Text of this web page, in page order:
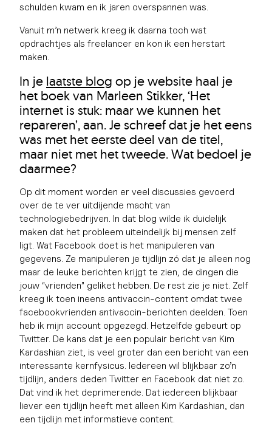
schulden kwam en ik jaren overspannen was.
Vanuit m’n netwerk kreeg ik daarna toch wat
opdrachtjes als freelancer en kon ik een herstart
maken.
In je laatste blog op je website haal je
het boek van Marleen Stikker, ‘Het
internet is stuk: maar we kunnen het
repareren’, aan. Je schreef dat je het eens
was met het eerste deel van de titel,
maar niet met het tweede. Wat bedoel je
daarmee?
Op dit moment worden er veel discussies gevoerd
over de te ver uitdijende macht van
technologiebedrijven. In dat blog wilde ik duidelijk
maken dat het probleem uiteindelijk bij mensen zelf
ligt. Wat Facebook doet is het manipuleren van
gegevens. Ze manipuleren je tijdlijn zó dat je alleen nog
maar de leuke berichten krijgt te zien, de dingen die
jouw “vrienden” geliket hebben. De rest zie je niet. Zelf
kreeg ik toen ineens antivaccin-content omdat twee
facebookvrienden antivaccin-berichten deelden. Toen
heb ik mijn account opgezegd. Hetzelfde gebeurt op
Twitter. De kans dat je een populair bericht van Kim
Kardashian ziet, is veel groter dan een bericht van een
interessante kernfysicus. Iedereen wil blijkbaar zo’n
tijdlijn, anders deden Twitter en Facebook dat niet zo.
Dat vind ik het deprimerende. Dat iedereen blijkbaar
liever een tijdlijn heeft met alleen Kim Kardashian, dan
een tijdlijn met informatieve content.